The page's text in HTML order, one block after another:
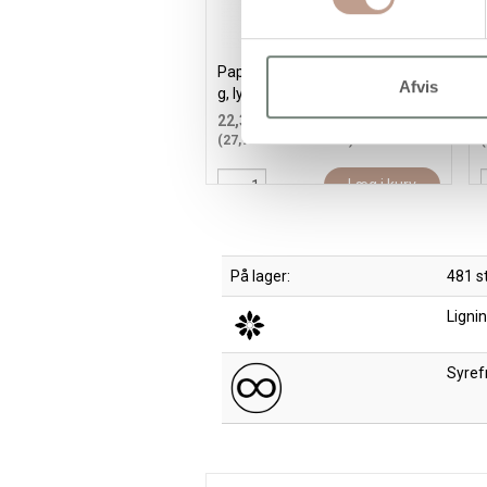
Afvis
Papir, A4, ark 210x297 mm, 80
g, lys grøn, 20 stk./ 1 pk.
22,35 kr./ stk
(27,94 kr. inkl. moms)
Læg i kurv
På lager: 481